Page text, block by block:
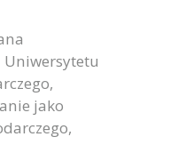
jako